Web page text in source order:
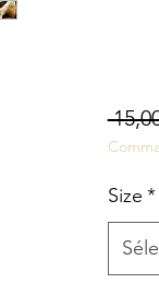
Size *